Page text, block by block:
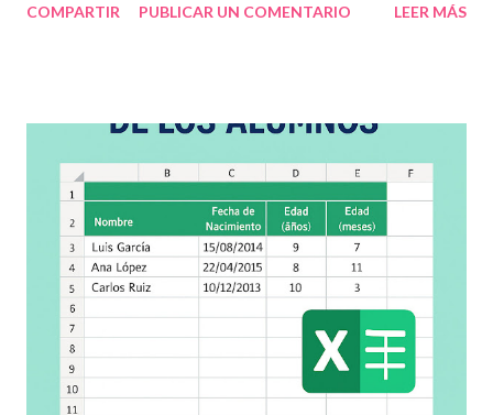
infantil , y promover la convivencia escolar armónica . Desde el
actividades educativas que podrás aplicar fácilmente en tu
grupo, desde preescolar hasta sexto grado de primaria. 🧠
Objetivos clave de la jornada Promover entornos seguros y
afectivos dentro de la comunidad escolar Sensibilizar sobre el
maltrato, acoso escolar y abuso infantil Desarrollar habilidades
como la empatía, la comunicación y el autocuidado Aplicar ...
COMPARTIR PUBLICAR UN COMENTARIO LEER MÁS